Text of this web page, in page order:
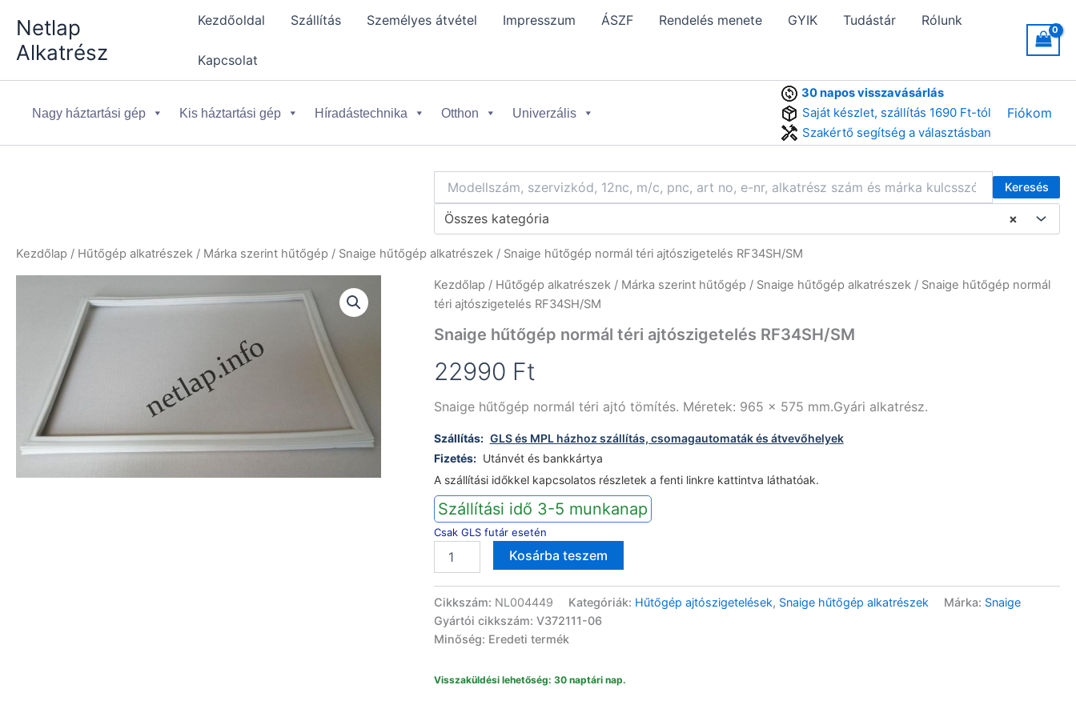
content
Netlap
Alkatrész
Kezdőoldal Szállítás Személyes átvétel Impresszum ÁSZF Rendelés menete GYIK Tudástár Rólunk
Kapcsolat
Nagy háztartási gép Kis háztartási gép Híradástechnika Otthon Univerzális
30 napos visszavásárlás
Saját készlet, szállítás 1690 Ft-tól
Szakértő segítség a választásban
Fiókom
Keresés
×
Összes kategória
Kezdőlap / Hűtőgép alkatrészek / Márka szerint hűtőgép / Snaige hűtőgép alkatrészek / Snaige hűtőgép normál téri ajtószigetelés RF34SH/SM
Kezdőlap / Hűtőgép alkatrészek/ Márka szerint hűtőgép / Snaige hűtőgép alkatrészek/ Snaige hűtőgép normál
téri ajtószigetelés RF34SH/SM
Snaige hűtőgép normál téri ajtószigetelés RF34SH/SM
22990 Ft
Snaige hűtőgép normál téri ajtó tömítés. Méretek: 965 x 575 mm.Gyári alkatrész.
Szállítás: GLS és MPL házhoz szállítás, csomagautomaták és átvevőhelyek
Fizetés: Utánvét és bankkártya
A szállítási időkkel kapcsolatos részletek a fenti linkre kattintva láthatóak.
Szállítási idő 3-5 munkanap
Csak GLS futár esetén
hűtőgép
téri
ajtószigetelés
RF34SH/SM
mennyiség
Kosárba teszem
Cikkszám: NL004449 Kategóriák: Hűtőgép ajtószigetelések, Snaige hűtőgép alkatrészek Márka: Snaige
Gyártói cikkszám: V372111-06
Minőség: Eredeti termék
Visszaküldési lehetőség: 30 naptári nap.